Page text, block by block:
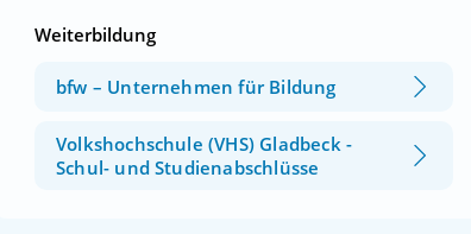
Weiterbildung
bfw – Unternehmen für Bildung
Volkshochschule (VHS) Gladbeck -
Schul- und Studienabschlüsse